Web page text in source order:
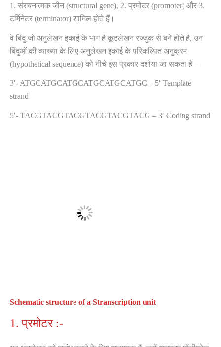
1. संरचनात्मक जीन (structural gene), 2. प्रमोटर (promoter) और 3.
टर्मिनेटर (terminator) शामिल होते हैं।
वे बिंदु जो अनुलेखन इकाई के भाग है कूटलेखन रज्जुक से बने होते है, उन
बिंदुओं की व्याख्या के लिए अनुलेखन इकाई के परिकल्पित अनुक्रम
(hypothetical sequence) को नीचे इस प्रकार दर्शाया जा सकता है –
3′- ATGCATGCATGCATGCATGCATGC – 5′ Template
strand
5′- TACGTACGTACGTACGTACGTACG – 3′ Coding strand
Schematic structure of a Stranscription unit
1. प्रमोटर :-